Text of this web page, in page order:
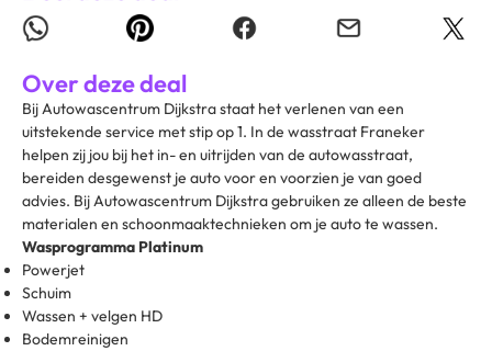
Over deze deal
BijAutowascentrum Dijkstra staat het verlenen van een
uitstekende service met stip op 1. In de wasstraat Franeker
helpen zij jou bij het in- en uitrijden van de autowasstraat,
bereiden desgewenst je auto voor en voorzien je van goed
advies. Bij Autowascentrum Dijkstra gebruiken ze alleen de beste
materialen en schoonmaaktechnieken om je auto te wassen.
Wasprogramma Platinum
Powerjet
Schuim
Wassen + velgen HD
Bodemreinigen